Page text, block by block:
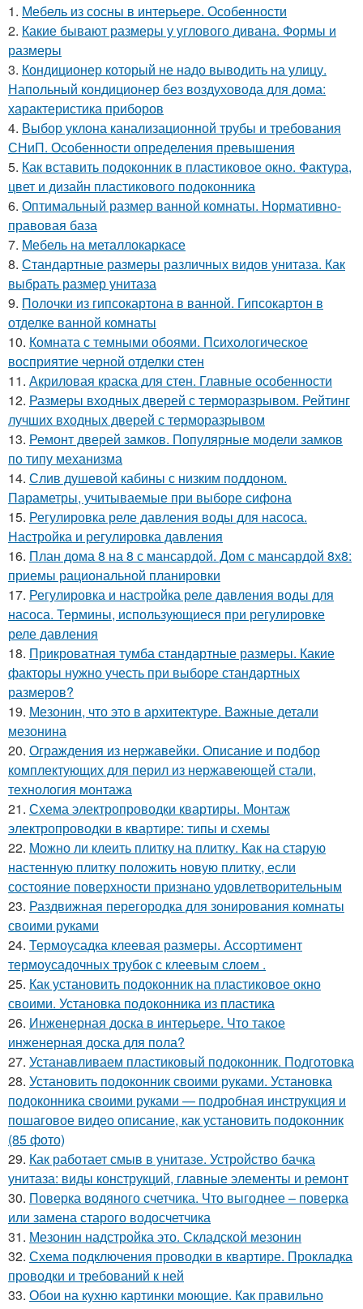
1. Мебель из сосны в интерьере. Особенности
2. Какие бывают размеры у углового дивана. Формы и
размеры
3. Кондиционер который не надо выводить на улицу.
Напольный кондиционер без воздуховода для дома:
характеристика приборов
4. Выбор уклона канализационной трубы и требования
СНиП. Особенности определения превышения
5. Как вставить подоконник в пластиковое окно. Фактура,
цвет и дизайн пластикового подоконника
6. Оптимальный размер ванной комнаты. Нормативно-
правовая база
7. Мебель на металлокаркасе
8. Стандартные размеры различных видов унитаза. Как
выбрать размер унитаза
9. Полочки из гипсокартона в ванной. Гипсокартон в
отделке ванной комнаты
10. Комната с темными обоями. Психологическое
восприятие черной отделки стен
11. Акриловая краска для стен. Главные особенности
12. Размеры входных дверей с терморазрывом. Рейтинг
лучших входных дверей с терморазрывом
13. Ремонт дверей замков. Популярные модели замков
по типу механизма
14. Слив душевой кабины с низким поддоном.
Параметры, учитываемые при выборе сифона
15. Регулировка реле давления воды для насоса.
Настройка и регулировка давления
16. План дома 8 на 8 с мансардой. Дом с мансардой 8х8:
приемы рациональной планировки
17. Регулировка и настройка реле давления воды для
насоса. Термины, использующиеся при регулировке
реле давления
18. Прикроватная тумба стандартные размеры. Какие
факторы нужно учесть при выборе стандартных
размеров?
19. Мезонин, что это в архитектуре. Важные детали
мезонина
20. Ограждения из нержавейки. Описание и подбор
комплектующих для перил из нержавеющей стали,
технология монтажа
21. Схема электропроводки квартиры. Монтаж
электропроводки в квартире: типы и схемы
22. Можно ли клеить плитку на плитку. Как на старую
настенную плитку положить новую плитку, если
состояние поверхности признано удовлетворительным
23. Раздвижная перегородка для зонирования комнаты
своими руками
24. Термоусадка клеевая размеры. Ассортимент
термоусадочных трубок с клеевым слоем .
25. Как установить подоконник на пластиковое окно
своими. Установка подоконника из пластика
26. Инженерная доска в интерьере. Что такое
инженерная доска для пола?
27. Устанавливаем пластиковый подоконник. Подготовка
28. Установить подоконник своими руками. Установка
подоконника своими руками — подробная инструкция и
пошаговое видео описание, как установить подоконник
(85 фото)
29. Как работает смыв в унитазе. Устройство бачка
унитаза: виды конструкций, главные элементы и ремонт
30. Поверка водяного счетчика. Что выгоднее – поверка
или замена старого водосчетчика
31. Мезонин надстройка это. Складской мезонин
32. Схема подключения проводки в квартире. Прокладка
проводки и требований к ней
33. Обои на кухню картинки моющие. Как правильно